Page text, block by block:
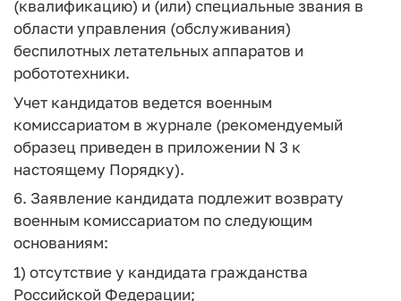
(квалификацию) и (или) специальные звания в
области управления (обслуживания)
беспилотных летательных аппаратов и
робототехники.
Учет кандидатов ведется военным
комиссариатом в журнале (рекомендуемый
образец приведен в приложении N 3 к
настоящему Порядку).
6. Заявление кандидата подлежит возврату
военным комиссариатом по следующим
основаниям:
1) отсутствие у кандидата гражданства
Российской Федерации;